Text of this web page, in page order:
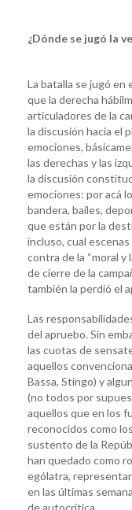
¿Dónde se jugó la
La batalla se jugó en
que la derecha
articuladores de la
la discusión hacia el
emociones,
las derechas y las
la discusión
emociones: por acá
bandera, bailes,
que están por la
incluso, cual
contra de la “moral y
de cierre de la
también la perdió el
Las
del apruebo. Sin
las cuotas de
aquellos
Bassa, Stingo) y
(no todos por
aquellos que en los
reconocidos como
sustento de la
han quedado como
ególatra,
en las últimas
de autocrítica.